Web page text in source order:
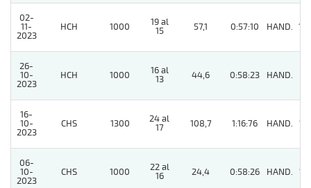
02-
11-
2023
HCH 1000
19 al
15
57,1 0:57:10 HAND. 14
26-
10-
2023
HCH 1000
16 al
13
44,6 0:58:23 HAND.
16-
10-
2023
CHS 1300
24 al
17
108,7 1:16:76 HAND. 13
06-
10-
2023
CHS 1000
22 al
16
24,4 0:58:26 HAND. 12